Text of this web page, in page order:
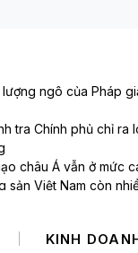
lượng ngô của Pháp
tra Chính phủ chỉ ra
châu Á vẫn ở mức
sản Việt Nam còn
và áp lực huy động
KINH